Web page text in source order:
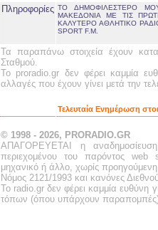
Πληροφορίες ΤΟ ΔΗΜΟΦΙΛΕΣΤΕΡΟ
ΜΑΚΕΔΟΝΙΑ ΜΕ ΤΙΣ
ΚΑΛΥΤΕΡΟ ΑΘΛΗΤΙΚΟ
SPORT F.M.
Τα παραπάνω στοιχεία έχουν
Σταθμού.
Το proradio.gr δεν φέρει καμμία
αλλαγές που έχουν γίνει μετά την
Τελευταία Ενημέρωση
© 1998 - 2026, PRORADIO.GR
ΑΠΑΓΟΡΕΥΕΤΑΙ η
περιεχομένου του παρόντος web
μηχανικό ή άλλο, χωρίς
Νόμος 2121/1993 και κανόνες
Το radio.gr δεν φέρει καμμία ευθύνη
τόπων (όπου υπάρχουν